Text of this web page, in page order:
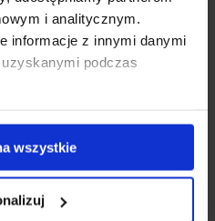
i analitycznym.
informacje z innymi danymi
podczas
wszystkie